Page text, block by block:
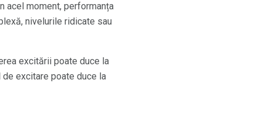
acel moment, performanța
nivelurile ridicate sau
excitării poate duce la
excitare poate duce la